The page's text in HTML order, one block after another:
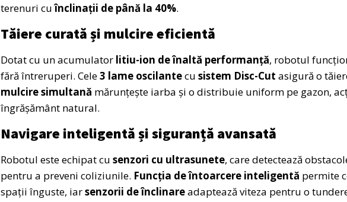
terenuri cuînclinații de până la 40%.
Tăiere curată și mulcire eficientă
Dotat cu un acumulator litiu-ion de înaltă performanță, robotul
fără întreruperi. Cele3 lame oscilantecu sistem Disc-Cut asigură o
mulcire simultană mărunțește iarba și o distribuie uniform pe gazon,
îngrășământ natural.
Navigare inteligentă și siguranță avansată
Robotul este echipat cu senzori cu ultrasunete, care detectează
pentru a preveni coliziunile. Funcția de întoarcere inteligentă permite
spații înguste, iarsenzorii de înclinareadaptează viteza pentru o